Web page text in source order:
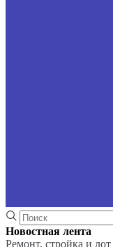
Новостная лента
Ремонт, стройка и